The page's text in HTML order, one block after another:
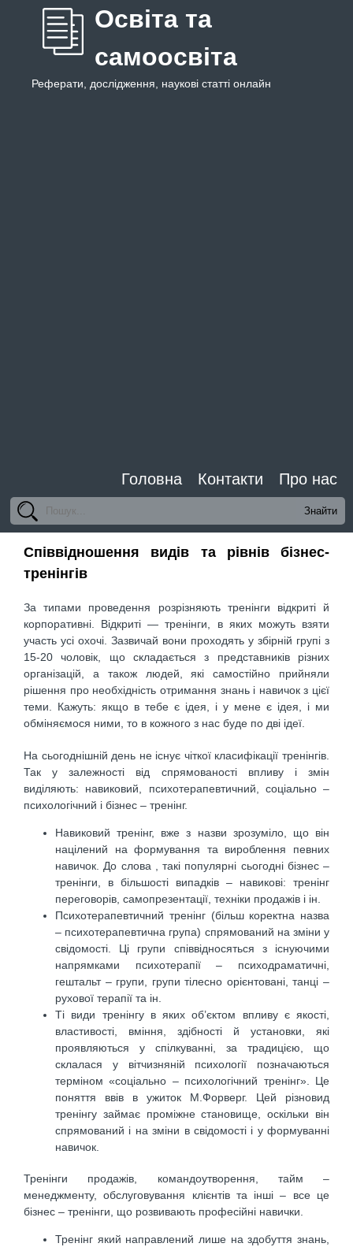
Освіта та
самоосвіта
Реферати, дослідження, наукові статті онлайн
Головна Контакти Про нас
Співвідношення видів та рівнів бізнес-
тренінгів
За типами проведення розрізняють тренінги відкриті й
корпоративні. Відкриті — тренінги, в яких можуть взяти
участь усі охочі. Зазвичай вони проходять у збірній групі з
15-20 чоловік, що складається з представників різних
організацій, а також людей, які самостійно прийняли
рішення про необхідність отримання знань і навичок з цієї
теми. Кажуть: якщо в тебе є ідея, і у мене є ідея, і ми
обміняємося ними, то в кожного з нас буде по дві ідеї.
На сьогоднішній день не існує чіткої класифікації тренінгів.
Так у залежності від спрямованості впливу і змін
виділяють: навиковий, психотерапевтичний, соціально –
психологічний і бізнес – тренінг.
Навиковий тренінг, вже з назви зрозуміло, що він
націлений на формування та вироблення певних
навичок. До слова , такі популярні сьогодні бізнес –
тренінги, в більшості випадків – навикові: тренінг
переговорів, самопрезентації, техніки продажів і ін.
Психотерапевтичний тренінг (більш коректна назва
– психотерапевтична група) спрямований на зміни у
свідомості. Ці групи співвідносяться з існуючими
напрямками психотерапії – психодраматичні,
гештальт – групи, групи тілесно орієнтовані, танці –
рухової терапії та ін.
Ті види тренінгу в яких об’єктом впливу є якості,
властивості, вміння, здібності й установки, які
проявляються у спілкуванні, за традицією, що
склалася у вітчизняній психології позначаються
терміном «соціально – психологічний тренінг». Це
поняття ввів в ужиток М.Форверг. Цей різновид
тренінгу займає проміжне становище, оскільки він
спрямований і на зміни в свідомості і у формуванні
навичок.
Тренінги продажів, командоутворення, тайм –
менеджменту, обслуговування клієнтів та інші – все це
бізнес – тренінги, що розвивають професійні навички.
Тренінг який направлений лише на здобуття знань,